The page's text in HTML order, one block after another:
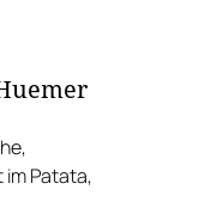
im Patata,